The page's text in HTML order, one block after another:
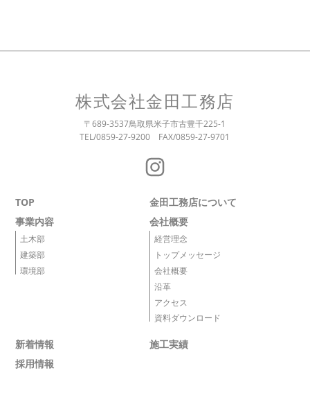
株式会社金田工務店
〒689-3537鳥取県米子市古豊千225-1
TEL/0859-27-9200 FAX/0859-27-9701
TOP
金田工務店について
事業内容
土木部
建築部
環境部
会社概要
経営理念
トップメッセージ
会社概要
沿革
アクセス
資料ダウンロード
新着情報
施工実績
採用情報